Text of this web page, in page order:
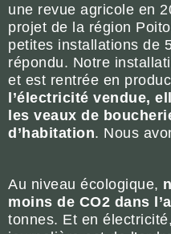
une revue agricole en
projet de la région
petites installations de
répondu. Notre
et est rentrée en
l’électricité vendue,
les veaux de
d’habitation. Nous
Au niveau écologique,
moins de CO2 dans
tonnes. Et en